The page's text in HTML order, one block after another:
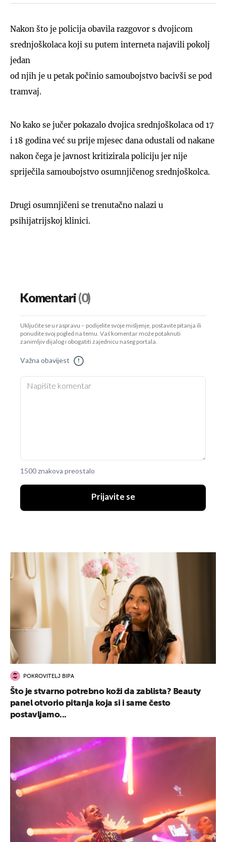
Nakon što je policija obavila razgovor s dvojicom
srednjoškolaca koji su putem interneta najavili pokolj
jedan
od njih je u petak počinio samoubojstvo bacivši se pod
tramvaj.
No kako se jučer pokazalo dvojica srednjoškolaca od 17
i 18 godina već su prije mjesec dana odustali od nakane
nakon čega je javnost kritizirala policiju jer nije
spriječila samoubojstvo osumnjičenog srednjoškolca.
Drugi osumnjičeni se trenutačno nalazi u
psihijatrijskoj klinici.
Komentari(0)
Uključite se u raspravu – podijelite svoje mišljenje, postavite pitanja ili
ponudite svoj pogled na temu. Vaš komentar može potaknuti
zanimljiv dijalog i obogatiti zajednicu našeg portala.
Važna obavijest !
1500 znakova preostalo
Prijavite se
POKROVITELJ BIPA
Što je stvarno potrebno koži da zablista? Beauty
panel otvorio pitanja koja si i same često
postavljamo...